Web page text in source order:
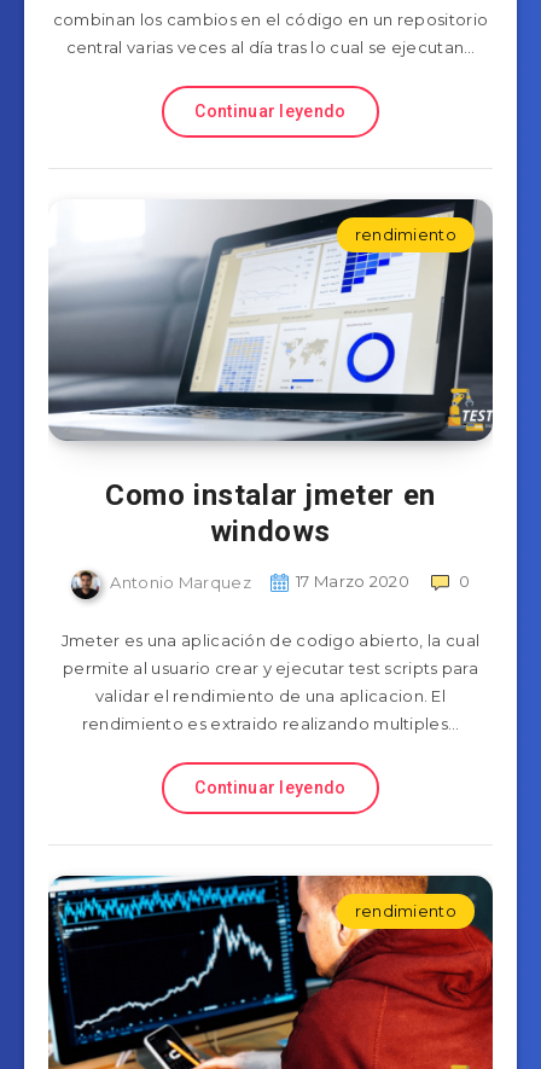
combinan los cambios en el código en un repositorio
central varias veces al día tras lo cual se ejecutan…
Continuar leyendo
rendimiento
Como instalar jmeter en
windows
Antonio Marquez 17 Marzo 2020 0
Jmeter es una aplicación de codigo abierto, la cual
permite al usuario crear y ejecutar test scripts para
validar el rendimiento de una aplicacion. El
rendimiento es extraido realizando multiples…
Continuar leyendo
rendimiento